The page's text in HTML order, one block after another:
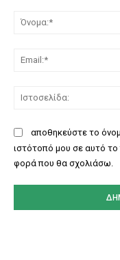
αποθηκεύστε το
ιστότοπό μου σε αυτό το
φορά που θα σχολιάσω.